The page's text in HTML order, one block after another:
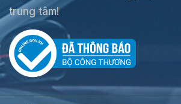
trung tâm!